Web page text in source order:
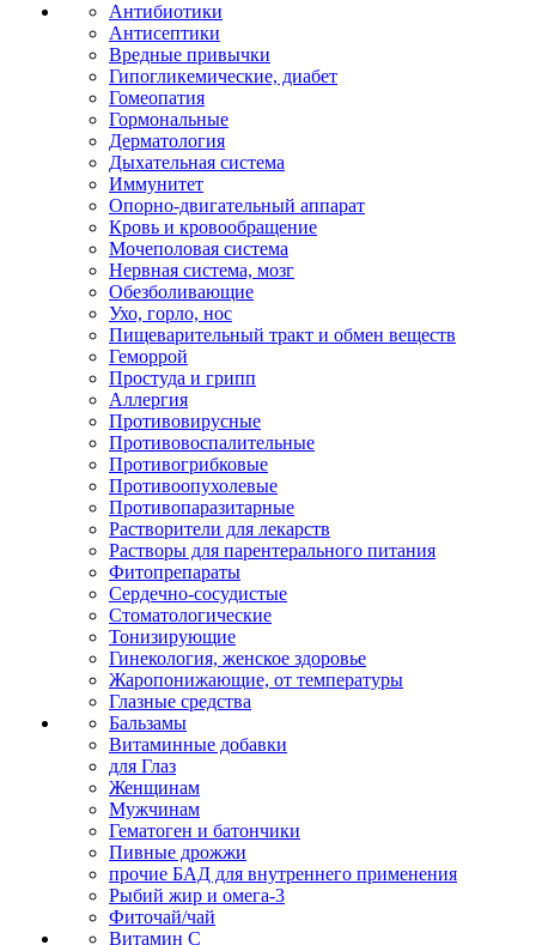
Антибиотики
Антисептики
Вредные привычки
Гипогликемические, диабет
Гомеопатия
Гормональные
Дерматология
Дыхательная система
Иммунитет
Опорно-двигательный аппарат
Кровь и кровообращение
Мочеполовая система
Нервная система, мозг
Обезболивающие
Ухо, горло, нос
Пищеварительный тракт и обмен веществ
Геморрой
Простуда и грипп
Аллергия
Противовирусные
Противовоспалительные
Противогрибковые
Противоопухолевые
Противопаразитарные
Растворители для лекарств
Растворы для парентерального питания
Фитопрепараты
Сердечно-сосудистые
Стоматологические
Тонизирующие
Гинекология, женское здоровье
Жаропонижающие, от температуры
Глазные средства
Бальзамы
Витаминные добавки
для Глаз
Женщинам
Мужчинам
Гематоген и батончики
Пивные дрожжи
прочие БАД для внутреннего применения
Рыбий жир и омега-3
Фиточай/чай
Витамин С